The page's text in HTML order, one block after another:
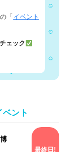
「 イベント
ェック
ント
最終日!